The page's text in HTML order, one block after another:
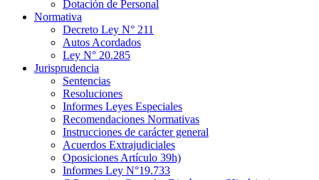
Dotación de Personal
Normativa
Decreto Ley N° 211
Autos Acordados
Ley N° 20.285
Jurisprudencia
Sentencias
Resoluciones
Informes Leyes Especiales
Recomendaciones Normativas
Instrucciones de carácter general
Acuerdos Extrajudiciales
Oposiciones Artículo 39h)
Informes Ley N°19.733